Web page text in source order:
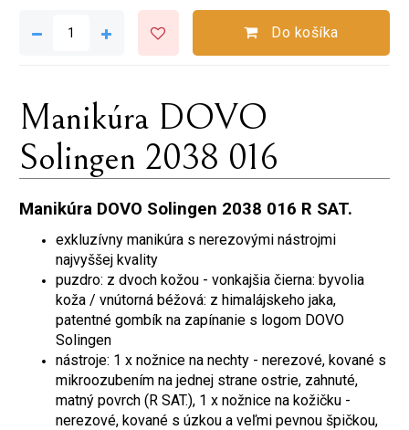
Do košíka
Manikúra DOVO
Solingen 2038 016
Manikúra DOVO Solingen 2038 016 R SAT.
exkluzívny manikúra s nerezovými nástrojmi
najvyššej kvality
puzdro: z dvoch kožou - vonkajšia čierna: byvolia
koža / vnútorná béžová: z himalájskeho jaka,
patentné gombík na zapínanie s logom DOVO
Solingen
nástroje: 1 x nožnice na nechty - nerezové, kované s
mikroozubením na jednej strane ostrie, zahnuté,
matný povrch (R SAT.), 1 x nožnice na kožičku -
nerezové, kované s úzkou a veľmi pevnou špičkou,